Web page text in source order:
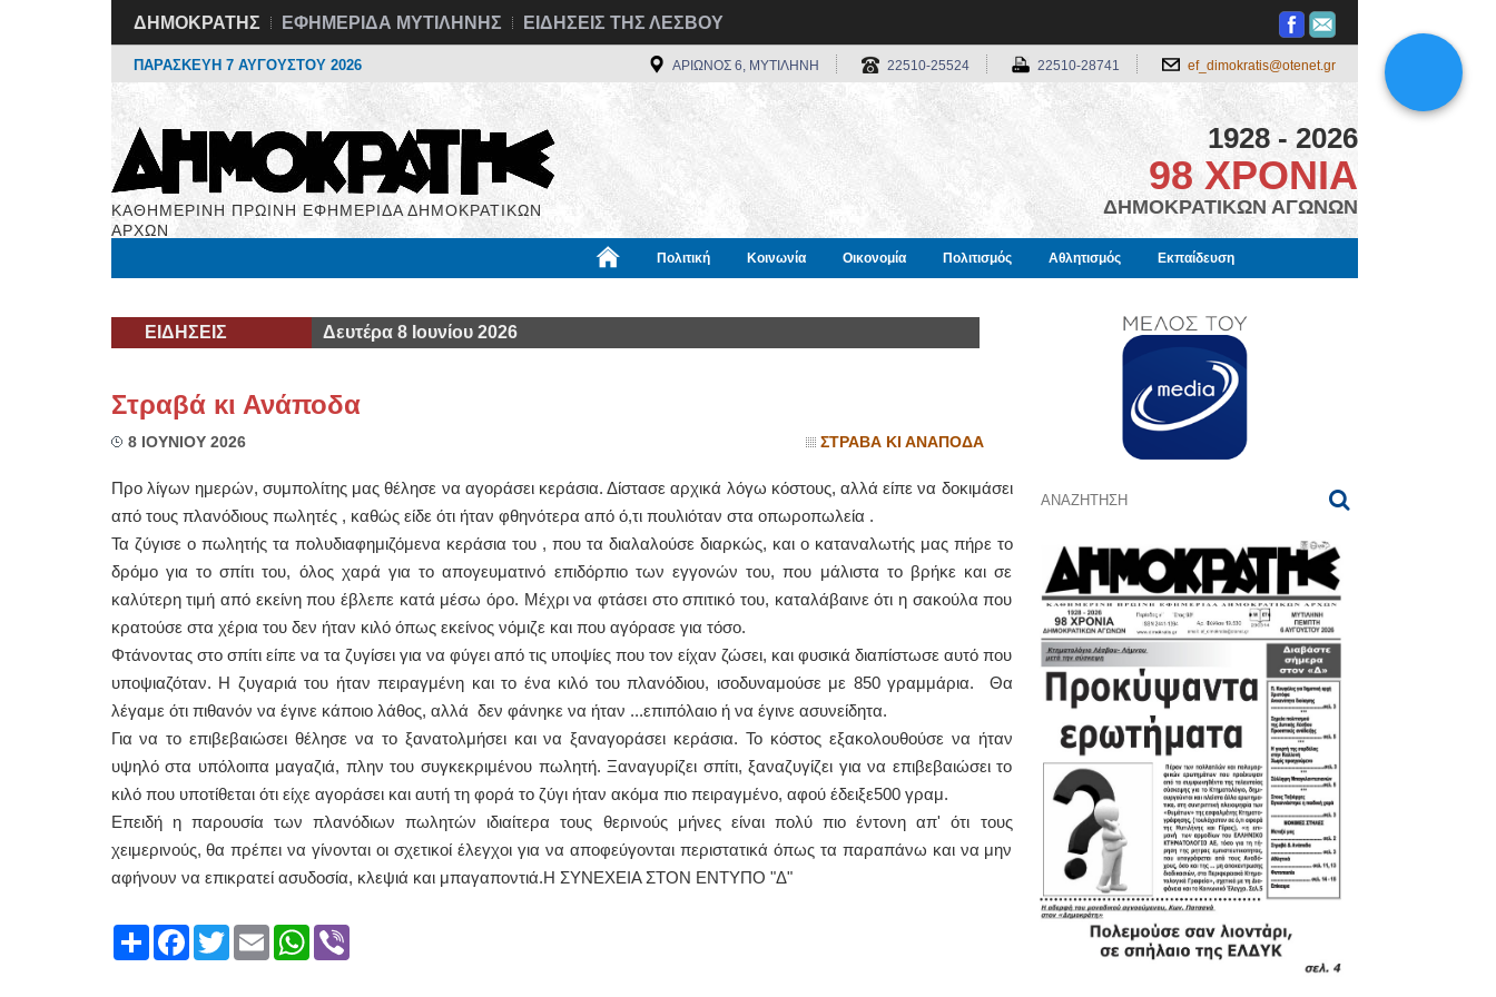
ΔΗΜΟΚΡΑΤΗΣ ΕΦΗΜΕΡΙΔΑ ΜΥΤΙΛΗΝΗΣ ΕΙΔΗΣΕΙΣ ΤΗΣ ΛΕΣΒΟΥ
ΠΑΡΑΣΚΕΥΗ 7 ΑΥΓΟΥΣΤΟΥ 2026 ΑΡΙΩΝΟΣ 6, ΜΥΤΙΛΗΝΗ 22510-25524 22510-28741 ef_dimokratis@otenet.gr
ΚΑΘΗΜΕΡΙΝΗ ΠΡΩΙΝΗ ΕΦΗΜΕΡΙΔΑ ΔΗΜΟΚΡΑΤΙΚΩΝ
ΑΡΧΩΝ
1928 - 2026
98 ΧΡΟΝΙΑ
ΔΗΜΟΚΡΑΤΙΚΩΝ ΑΓΩΝΩΝ
Πολιτική Κοινωνία Οικονομία Πολιτισμός Αθλητισμός Εκπαίδευση
ΕΙΔΗΣΕΙΣ Δευτέρα 8 Ιουνίου 2026
Στραβά κι Ανάποδα
8 ΙΟΥΝΙΟΥ 2026 ΣΤΡΑΒΑ ΚΙ ΑΝΑΠΟΔΑ
Προ λίγων ημερών, συμπολίτης μας θέλησε να αγοράσει κεράσια. Δίστασε αρχικά λόγω κόστους, αλλά είπε να δοκιμάσει
από τους πλανόδιους πωλητές , καθώς είδε ότι ήταν φθηνότερα από ό,τι πουλιόταν στα οπωροπωλεία .
Τα ζύγισε ο πωλητής τα πολυδιαφημιζόμενα κεράσια του , που τα διαλαλούσε διαρκώς, και ο καταναλωτής μας πήρε το
δρόμο για το σπίτι του, όλος χαρά για το απογευματινό επιδόρπιο των εγγονών του, που μάλιστα το βρήκε και σε
καλύτερη τιμή από εκείνη που έβλεπε κατά μέσω όρο. Μέχρι να φτάσει στο σπιτικό του, καταλάβαινε ότι η σακούλα που
κρατούσε στα χέρια του δεν ήταν κιλό όπως εκείνος νόμιζε και που αγόρασε για τόσο.
Φτάνοντας στο σπίτι είπε να τα ζυγίσει για να φύγει από τις υποψίες που τον είχαν ζώσει, και φυσικά διαπίστωσε αυτό που
υποψιαζόταν. Η ζυγαριά του ήταν πειραγμένη και το ένα κιλό του πλανόδιου, ισοδυναμούσε με 850 γραμμάρια. Θα
λέγαμε ότι πιθανόν να έγινε κάποιο λάθος, αλλά δεν φάνηκε να ήταν ...επιπόλαιο ή να έγινε ασυνείδητα.
Για να το επιβεβαιώσει θέλησε να το ξανατολμήσει και να ξαναγοράσει κεράσια. Το κόστος εξακολουθούσε να ήταν
υψηλό στα υπόλοιπα μαγαζιά, πλην του συγκεκριμένου πωλητή. Ξαναγυρίζει σπίτι, ξαναζυγίζει για να επιβεβαιώσει το
κιλό που υποτίθεται ότι είχε αγοράσει και αυτή τη φορά το ζύγι ήταν ακόμα πιο πειραγμένο, αφού έδειξε500 γραμ.
Επειδή η παρουσία των πλανόδιων πωλητών ιδιαίτερα τους θερινούς μήνες είναι πολύ πιο έντονη απ' ότι τους
χειμερινούς, θα πρέπει να γίνονται οι σχετικοί έλεγχοι για να αποφεύγονται περιστατικά όπως τα παραπάνω και να μην
αφήνουν να επικρατεί ασυδοσία, κλεψιά και μπαγαποντιά.Η ΣΥΝΕΧΕΙΑ ΣΤΟΝ ΕΝΤΥΠΟ "Δ"
ShareFacebook
TwitterEmailWhatsApp
Viber